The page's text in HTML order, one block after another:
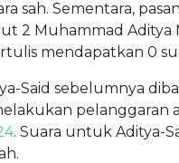
sah. Sementara,
2 Muhammad Aditya
mendapatkan 0
Said sebelumnya
pelanggaran
. Suara untuk Aditya-